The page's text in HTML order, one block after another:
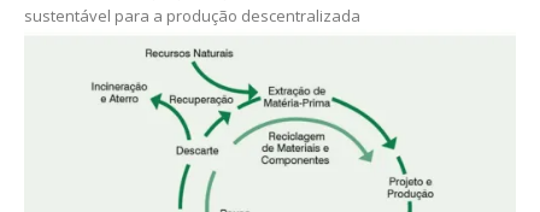
sustentável para a produção descentralizada